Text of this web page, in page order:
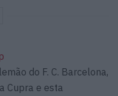
do F. C. Barcelona,
Cupra e esta